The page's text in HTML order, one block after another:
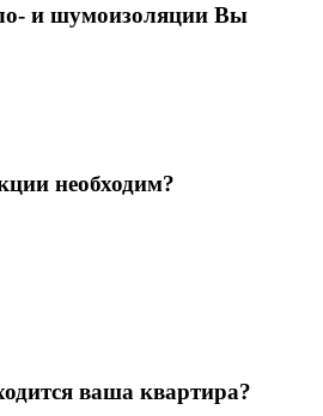
и шумоизоляции Вы
необходим?
ваша квартира?